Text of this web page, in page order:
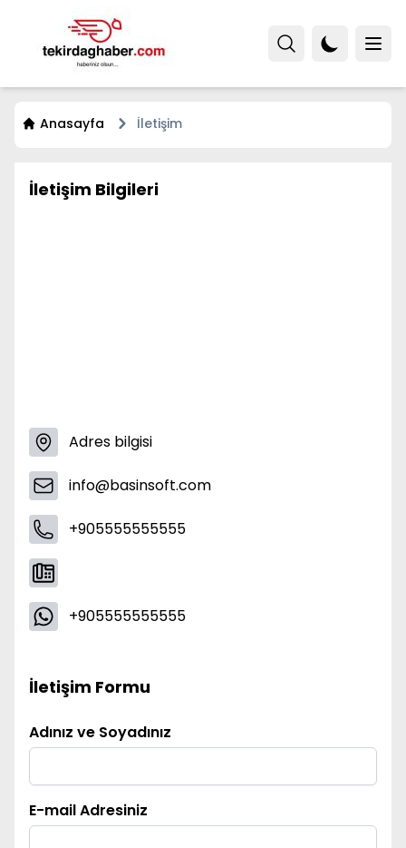
Anasayfa İletişim
İletişim Bilgileri
Adres bilgisi
info@basinsoft.com
+905555555555
+905555555555
İletişim Formu
Adınız ve Soyadınız
E-mail Adresiniz